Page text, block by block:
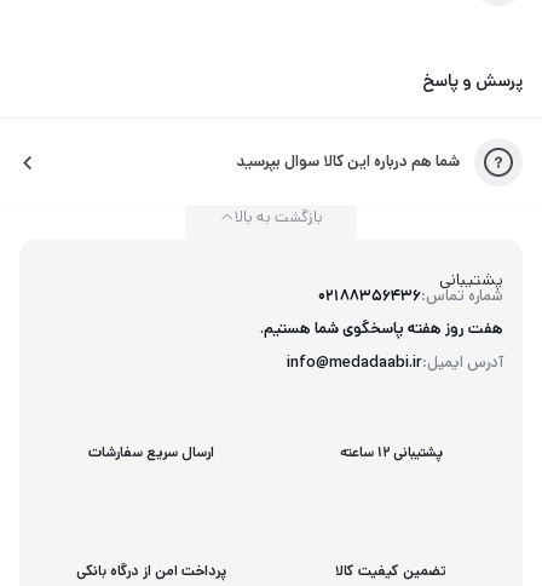
پرسش و پاسخ
شما هم درباره این کالا سوال بپرسید
پشتیبانی
شماره تماس:02188356436
آدرس ایمیل:info@medadaabi.ir
هفت روز هفته پاسخگوی شما هستیم.
بازگشت به بالا
پشتیبانی 12 ساعته ارسال سریع سفارشات
تضمین کیفیت کالا پرداخت امن از درگاه بانکی